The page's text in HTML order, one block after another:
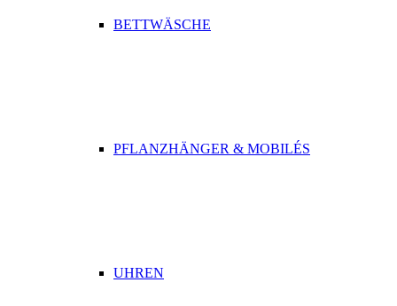
BETTWÄSCHE
PFLANZHÄNGER & MOBILÉS
UHREN